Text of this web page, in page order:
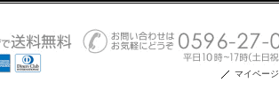
マイページ